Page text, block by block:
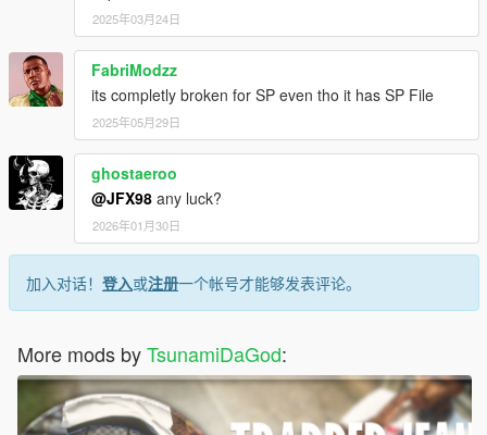
2025年03月24日
FabriModzz
its completly broken for SP even tho it has SP File
2025年05月29日
ghostaeroo
@JFX98 any luck?
2026年01月30日
加入对话！ 登入或注册一个帐号才能够发表评论。
More mods byTsunamiDaGod: